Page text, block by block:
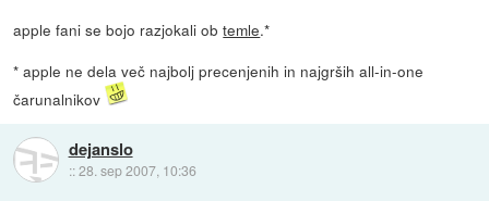
apple fani se bojo razjokali obtemle.*
* apple ne dela več najbolj precenjenih in najgrših all-in-one
čarunalnikov
dejanslo
::28. sep 2007, 10:36